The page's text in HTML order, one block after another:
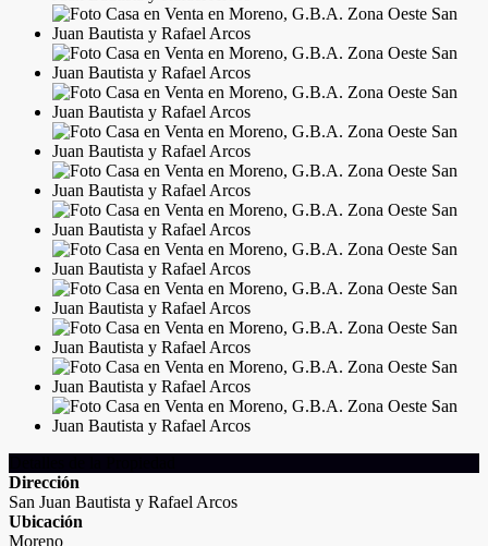
Dirección
San Juan Bautista y Rafael Arcos
Ubicación
Moreno